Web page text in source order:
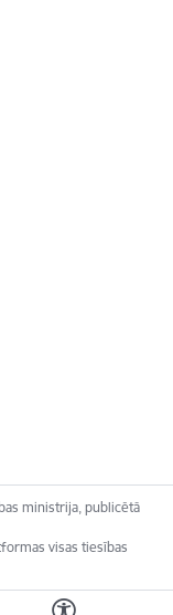
ministrija, publicētā
visas tiesības